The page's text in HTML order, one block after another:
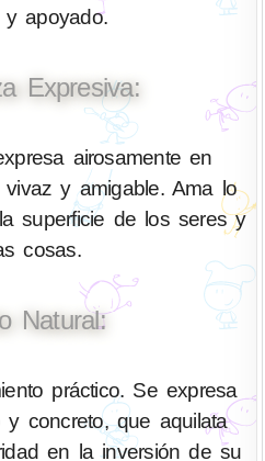
y apoyado.
Expresiva:
airosamente en
vivaz y amigable. Ama lo
superficie de los seres y
cosas.
Natural:
práctico. Se expresa
concreto, que aquilata
en la inversión de su